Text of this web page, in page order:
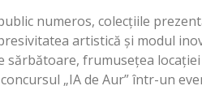
numeros, colecțiile
artistică și modul
sărbătoare, frumusețea
„IA de Aur” într-un